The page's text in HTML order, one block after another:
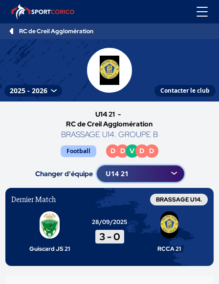
RC de Creil Agglomération
Contacter le club
U14 21 -
RC de Creil Agglomération
BRASSAGE U14. GROUPE B
Football D D V D D
Changer d'équipe
Dernier Match BRASSAGE U14.
Guiscard JS 21
28/09/2025
3-0
RCCA 21